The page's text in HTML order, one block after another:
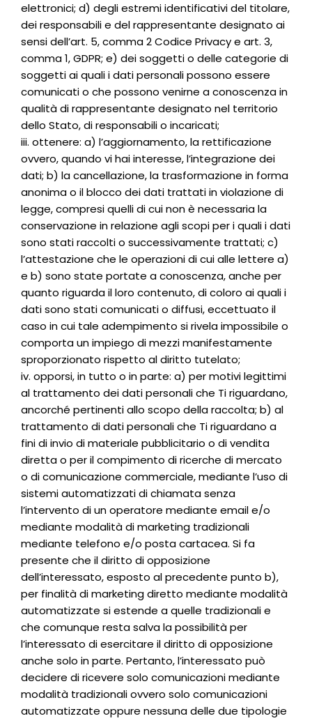
elettronici; d) degli estremi identificativi del titolare,
dei responsabili e del rappresentante designato ai
sensi dell’art. 5, comma 2 Codice Privacy e art. 3,
comma 1, GDPR; e) dei soggetti o delle categorie di
soggetti ai quali i dati personali possono essere
comunicati o che possono venirne a conoscenza in
qualità di rappresentante designato nel territorio
dello Stato, di responsabili o incaricati;
iii. ottenere: a) l’aggiornamento, la rettificazione
ovvero, quando vi hai interesse, l’integrazione dei
dati; b) la cancellazione, la trasformazione in forma
anonima o il blocco dei dati trattati in violazione di
legge, compresi quelli di cui non è necessaria la
conservazione in relazione agli scopi per i quali i dati
sono stati raccolti o successivamente trattati; c)
l’attestazione che le operazioni di cui alle lettere a)
e b) sono state portate a conoscenza, anche per
quanto riguarda il loro contenuto, di coloro ai quali i
dati sono stati comunicati o diffusi, eccettuato il
caso in cui tale adempimento si rivela impossibile o
comporta un impiego di mezzi manifestamente
sproporzionato rispetto al diritto tutelato;
iv. opporsi, in tutto o in parte: a) per motivi legittimi
al trattamento dei dati personali che Ti riguardano,
ancorché pertinenti allo scopo della raccolta; b) al
trattamento di dati personali che Ti riguardano a
fini di invio di materiale pubblicitario o di vendita
diretta o per il compimento di ricerche di mercato
o di comunicazione commerciale, mediante l’uso di
sistemi automatizzati di chiamata senza
l’intervento di un operatore mediante email e/o
mediante modalità di marketing tradizionali
mediante telefono e/o posta cartacea. Si fa
presente che il diritto di opposizione
dell’interessato, esposto al precedente punto b),
per finalità di marketing diretto mediante modalità
automatizzate si estende a quelle tradizionali e
che comunque resta salva la possibilità per
l’interessato di esercitare il diritto di opposizione
anche solo in parte. Pertanto, l’interessato può
decidere di ricevere solo comunicazioni mediante
modalità tradizionali ovvero solo comunicazioni
automatizzate oppure nessuna delle due tipologie